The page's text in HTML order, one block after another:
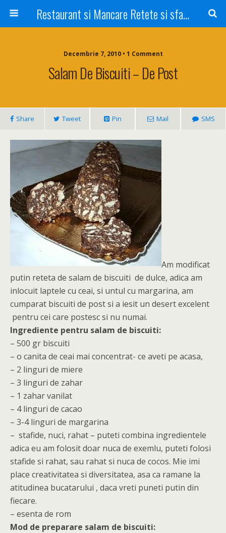
Restaurant si Mancare Retete si sfaturi Picant bun si rapid
Decembrie 7, 2010 • 1 Comment
Salam De Biscuiti – De Post
Share Tweet Pin Mail SMS
Am modificat
putin reteta de salam de biscuiti de dulce, adica am
inlocuit laptele cu ceai, si untul cu margarina, am
cumparat biscuiti de post si a iesit un desert excelent
pentru cei care postesc si nu numai.
Ingrediente pentru salam de biscuiti:
– 500 gr biscuiti
– o canita de ceai mai concentrat- ce aveti pe acasa,
– 2 linguri de miere
– 3 linguri de zahar
– 1 zahar vanilat
– 4 linguri de cacao
– 3-4 linguri de margarina
– stafide, nuci, rahat – puteti combina ingredientele
adica eu am folosit doar nuca de exemlu, puteti folosi
stafide si rahat, sau rahat si nuca de cocos. Mie imi
place creativitatea si diversitatea, asa ca ramane la
atitudinea bucatarului , daca vreti puneti putin din
fiecare.
– esenta de rom
Mod de preparare salam de biscuiti: